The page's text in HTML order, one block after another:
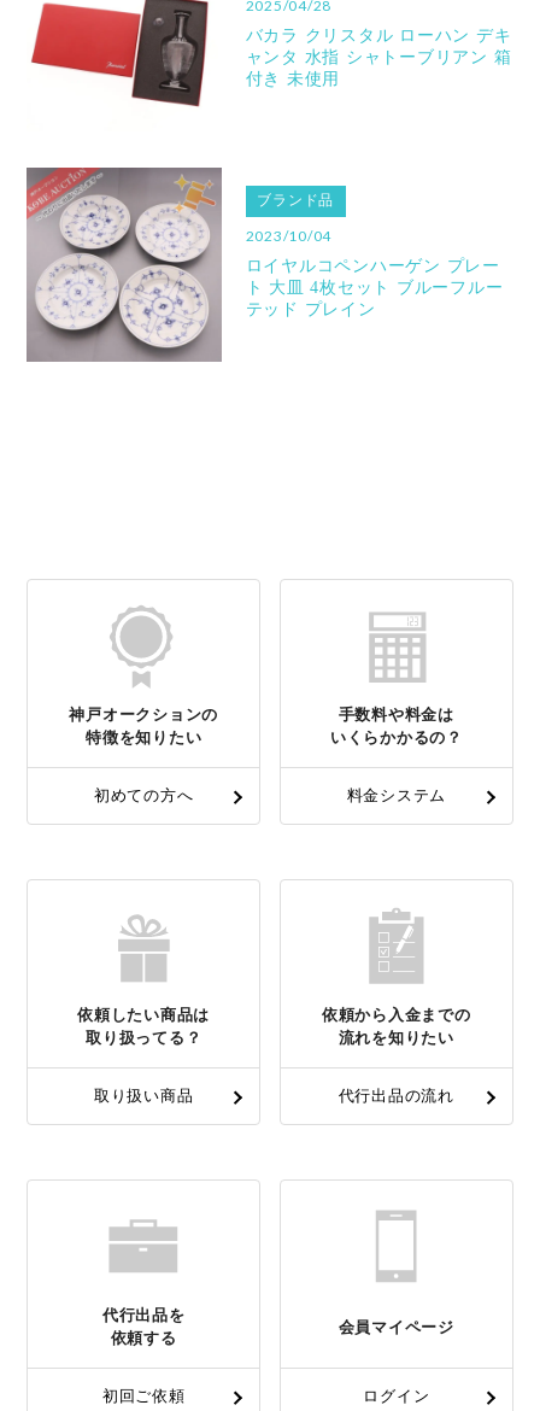
2025/04/28
バカラ クリスタル ローハン デキ
ャンタ 水指 シャトーブリアン 箱
付き 未使用
ブランド品
2023/10/04
ロイヤルコペンハーゲン プレー
ト 大皿 4枚セット ブルーフルー
テッド プレイン
神戸オークションの
特徴を知りたい
初めての方へ
手数料や料金は
いくらかかるの？
料金システム
依頼したい商品は
取り扱ってる？
取り扱い商品
依頼から入金までの
流れを知りたい
代行出品の流れ
代行出品を
依頼する
初回ご依頼
会員マイページ
ログイン